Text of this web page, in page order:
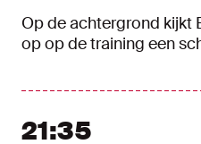
Op de achtergrond kijkt
op op de training een
21:35